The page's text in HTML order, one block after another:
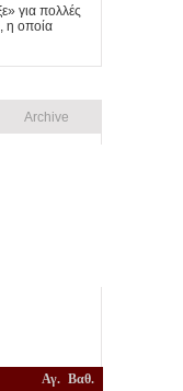
για πολλές
η οποία
Archive
Αγ. Βαθ.